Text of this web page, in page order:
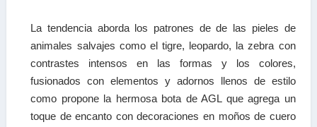
La tendencia aborda los patrones de de las pieles de
animales salvajes como el tigre, leopardo, la zebra con
contrastes intensos en las formas y los colores,
fusionados con elementos y adornos llenos de estilo
como propone la hermosa bota de AGL que agrega un
toque de encanto con decoraciones en moños de cuero